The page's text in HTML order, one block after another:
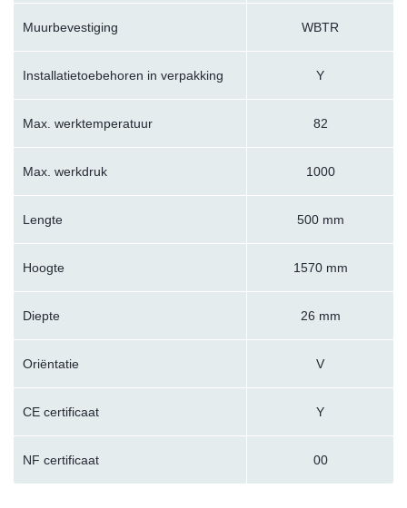
Muurbevestiging WBTR
Installatietoebehoren in verpakking Y
Max. werktemperatuur 82
Max. werkdruk 1000
Lengte 500 mm
Hoogte 1570 mm
Diepte 26 mm
Oriëntatie V
CE certificaat Y
NF certificaat 00